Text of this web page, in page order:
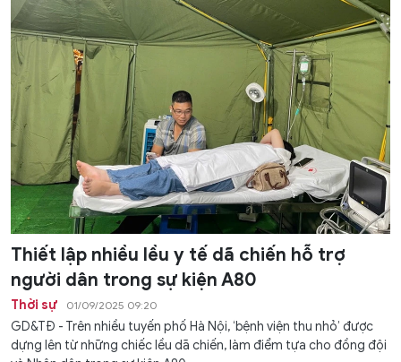
Thiết lập nhiều lều y tế dã chiến hỗ trợ
người dân trong sự kiện A80
Thời sự 01/09/2025 09:20
GD&TĐ - Trên nhiều tuyến phố Hà Nội, ‘bệnh viện thu nhỏ’ được
dựng lên từ những chiếc lều dã chiến, làm điểm tựa cho đồng đội